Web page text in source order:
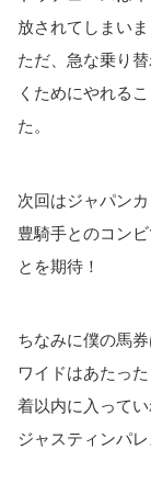
放されてしまいま
ただ、急な乗り
くためにやれる
た。
次回はジャパン
豊騎手とのコン
とを期待！
ちなみに僕の馬
ワイドはあたっ
着以内に入って
ジャスティンパ